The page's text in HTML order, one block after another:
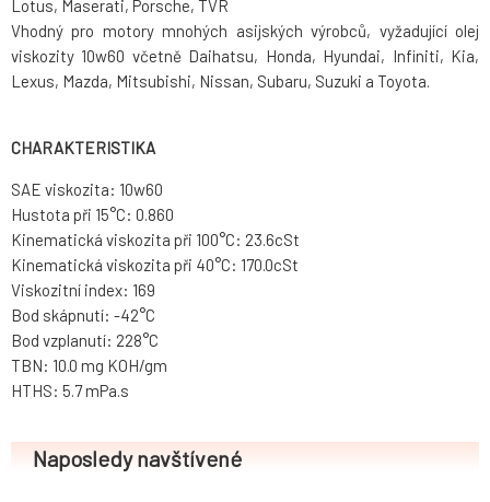
Lotus, Maserati, Porsche, TVR
Vhodný pro motory mnohých asijských výrobců, vyžadující olej
viskozity 10w60 včetně Daihatsu, Honda, Hyundai, Infiniti, Kia,
Lexus, Mazda, Mitsubishi, Nissan, Subaru, Suzuki a Toyota.
CHARAKTERISTIKA
SAE viskozita: 10w60
Hustota při 15°C: 0.860
Kinematická viskozita při 100°C: 23.6cSt
Kinematická viskozita při 40°C: 170.0cSt
Viskozitní index: 169
Bod skápnutí: -42°C
Bod vzplanutí: 228°C
TBN: 10.0 mg KOH/gm
HTHS: 5.7 mPa.s
Naposledy navštívené